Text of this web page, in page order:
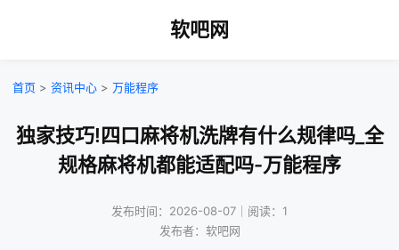
软吧网
首页 > 资讯中心 > 万能程序
独家技巧!四口麻将机洗牌有什么规律吗_全
规格麻将机都能适配吗-万能程序
发布时间：2026-08-07｜阅读：1
发布者：软吧网